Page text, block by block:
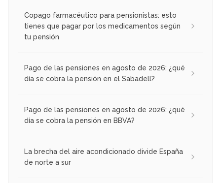
Copago farmacéutico para pensionistas: esto
tienes que pagar por los medicamentos según
tu pensión
Pago de las pensiones en agosto de 2026: ¿qué
día se cobra la pensión en el Sabadell?
Pago de las pensiones en agosto de 2026: ¿qué
día se cobra la pensión en BBVA?
La brecha del aire acondicionado divide España
de norte a sur